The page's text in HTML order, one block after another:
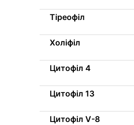
Тіреофіл
Холіфіл
Цитофіл 4
Цитофіл 13
Цитофіл V-8